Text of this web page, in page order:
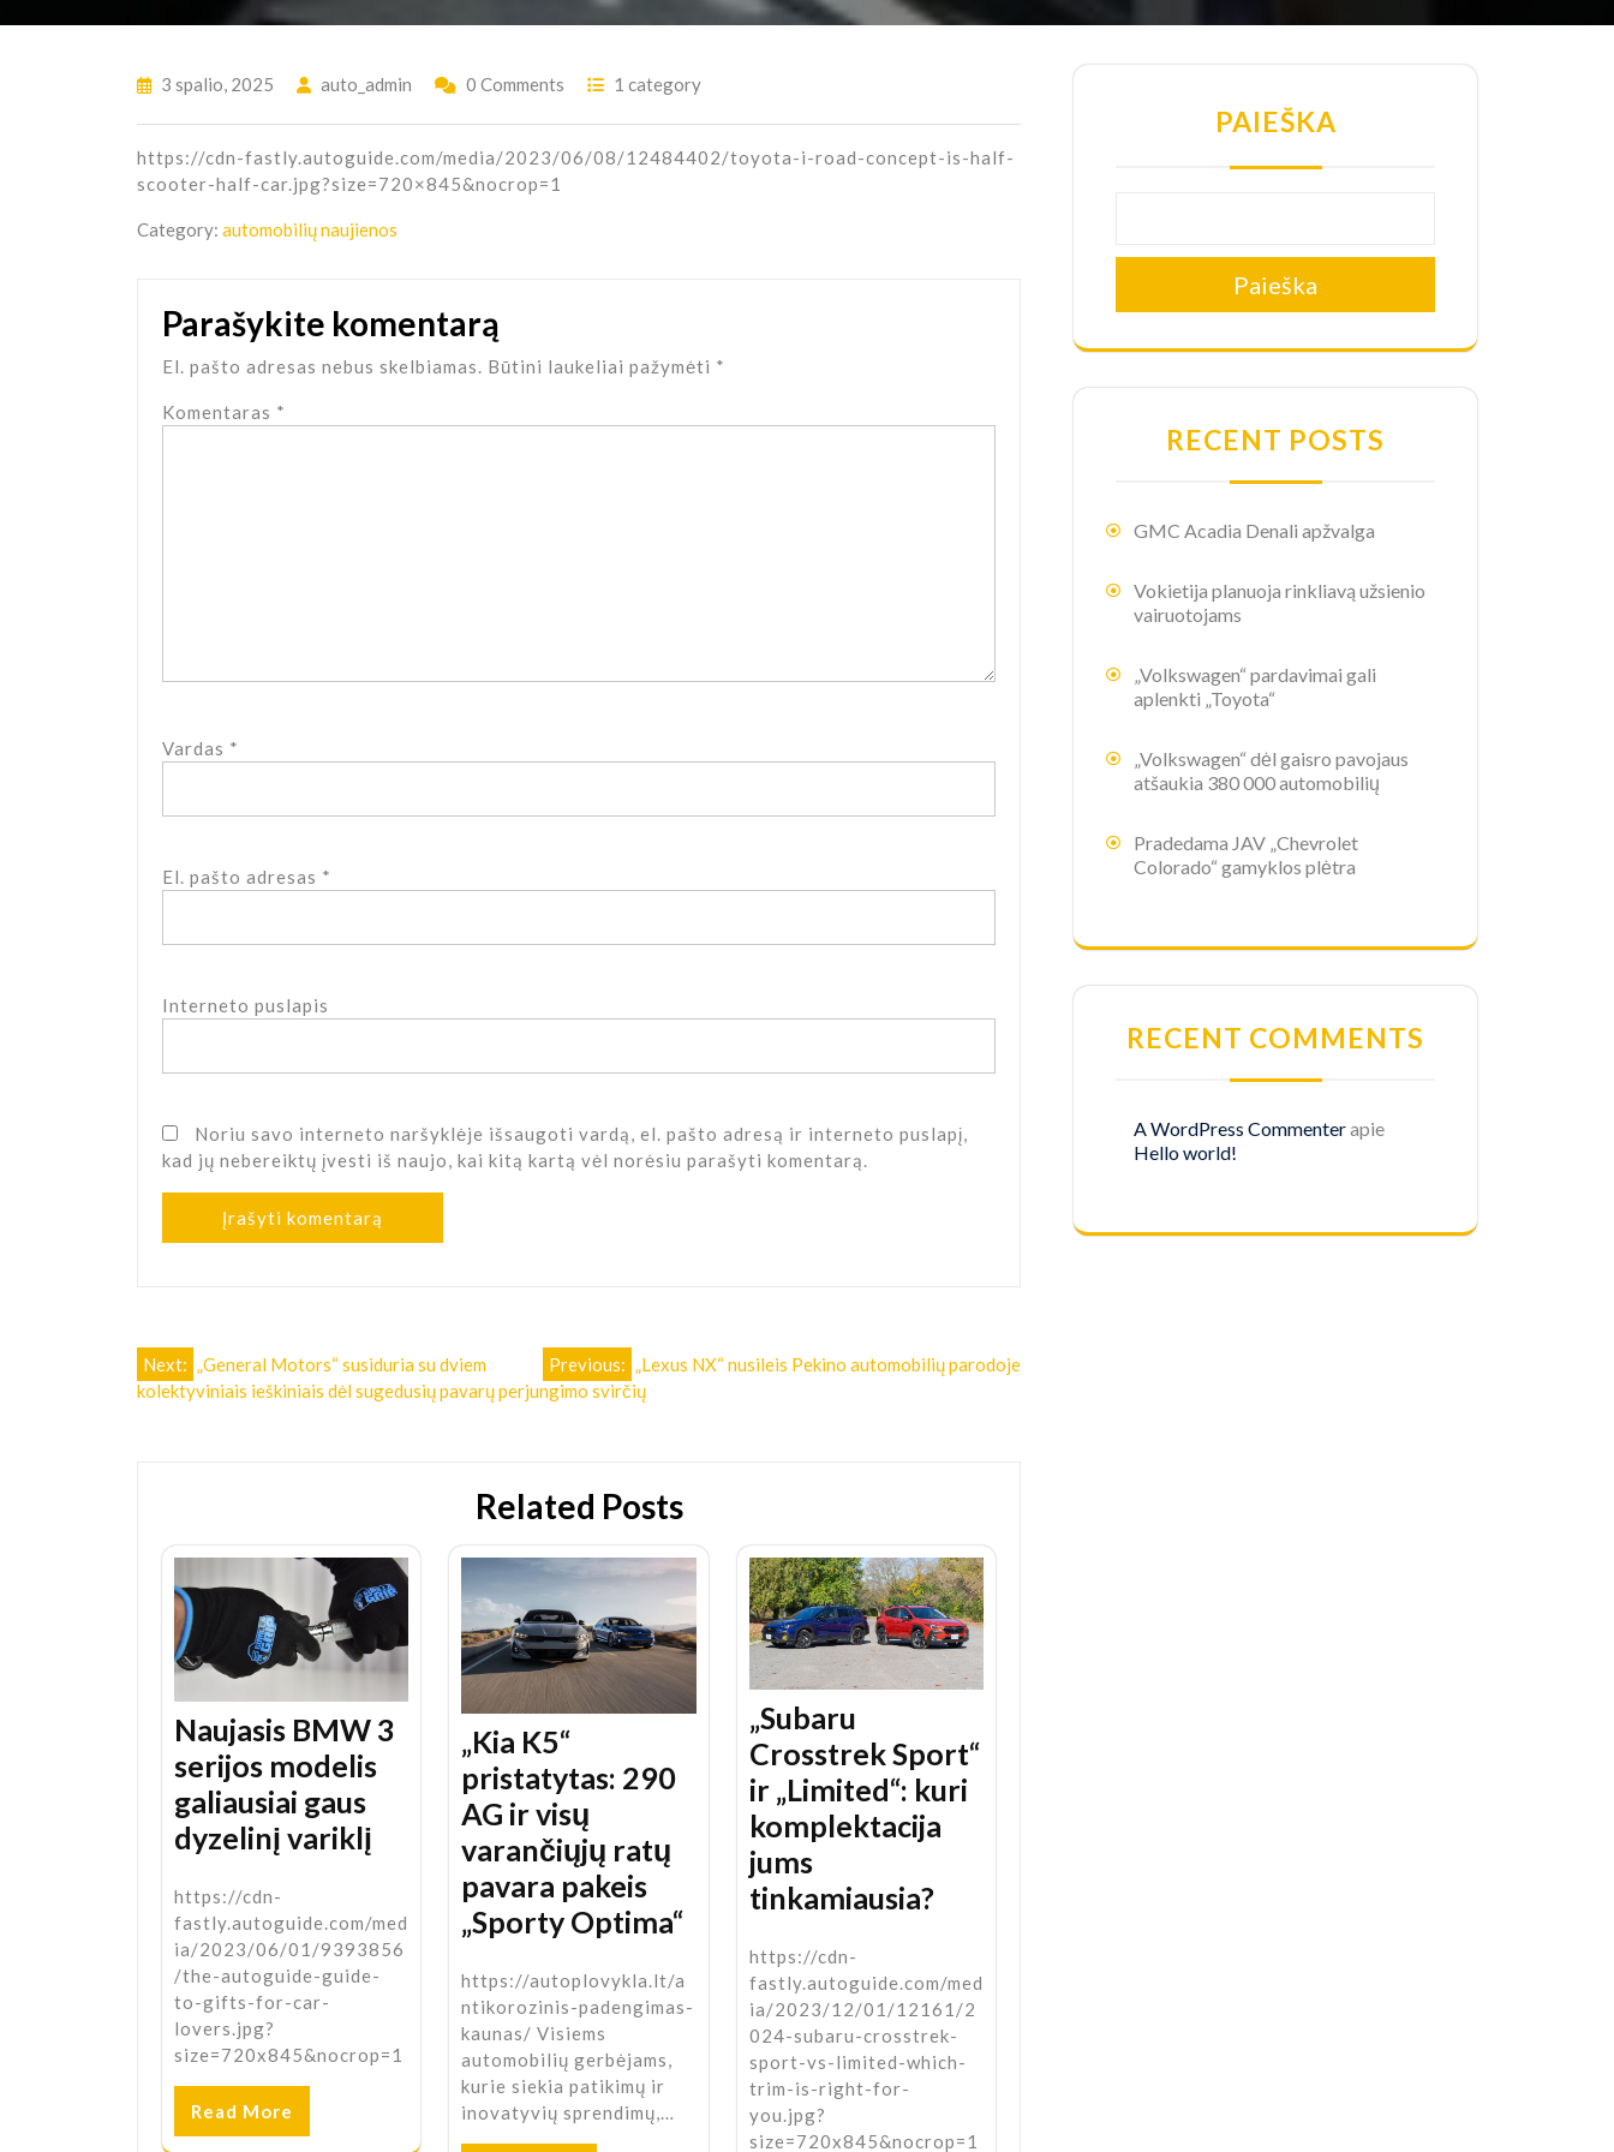
3 spalio, 2025 auto_admin 0 Comments 1 category
https://cdn-fastly.autoguide.com/media/2023/06/08/12484402/toyota-i-road-concept-is-half-
scooter-half-car.jpg?size=720×845&nocrop=1
Category: automobilių naujienos
Parašykite komentarą
El. pašto adresas nebus skelbiamas. Būtini laukeliai pažymėti *
Komentaras *
Vardas *
El. pašto adresas *
Interneto puslapis
Noriu savo interneto naršyklėje išsaugoti vardą, el. pašto adresą ir interneto puslapį,
kad jų nebereiktų įvesti iš naujo, kai kitą kartą vėl norėsiu parašyti komentarą.
Navigacija
tarp
Previous: „Lexus NX“ nusileis Pekino automobilių parodoje
Next: „General Motors“ susiduria su dviem
kolektyviniais ieškiniais dėl sugedusių pavarų perjungimo svirčių
Related Posts
Naujasis BMW 3
serijos modelis
galiausiai gaus
dyzelinį variklį
https://cdn-
fastly.autoguide.com/med
ia/2023/06/01/9393856
/the-autoguide-guide-
to-gifts-for-car-
lovers.jpg?
size=720x845&nocrop=1
Read More
„Kia K5“
pristatytas: 290
AG ir visų
varančiųjų ratų
pavara pakeis
„Sporty Optima“
https://autoplovykla.lt/a
ntikorozinis-padengimas-
kaunas/ Visiems
automobilių gerbėjams,
kurie siekia patikimų ir
inovatyvių sprendimų,…
„Subaru
Crosstrek Sport“
ir „Limited“: kuri
komplektacija
jums
tinkamiausia?
https://cdn-
fastly.autoguide.com/med
ia/2023/12/01/12161/2
024-subaru-crosstrek-
sport-vs-limited-which-
trim-is-right-for-
you.jpg?
size=720x845&nocrop=1
PAIEŠKA
Paieška
RECENT POSTS
GMC Acadia Denali apžvalga
Vokietija planuoja rinkliavą užsienio
vairuotojams
„Volkswagen“ pardavimai gali
aplenkti „Toyota“
„Volkswagen“ dėl gaisro pavojaus
atšaukia 380 000 automobilių
Pradedama JAV „Chevrolet
Colorado“ gamyklos plėtra
RECENT COMMENTS
A WordPress Commenterapie
Hello world!